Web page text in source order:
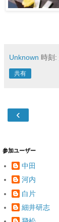
Unknown 時刻:
共有
‹
参加ユーザー
中田
河内
白片
細井研志